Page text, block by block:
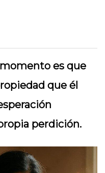
es que
que él
perdición.